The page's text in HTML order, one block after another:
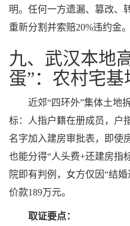
明。任何一方遗漏、篡改、
重新分割并索赔20%违约金
九、武汉本地
蛋”：农村宅
近郊“四环外”集体土地
标：人指户籍在册成员，户
名字加入建房审批表，即使
也能分得“人头费+还建房指
院即有判例，女方仅因“结
价款189万元。
取证要点：